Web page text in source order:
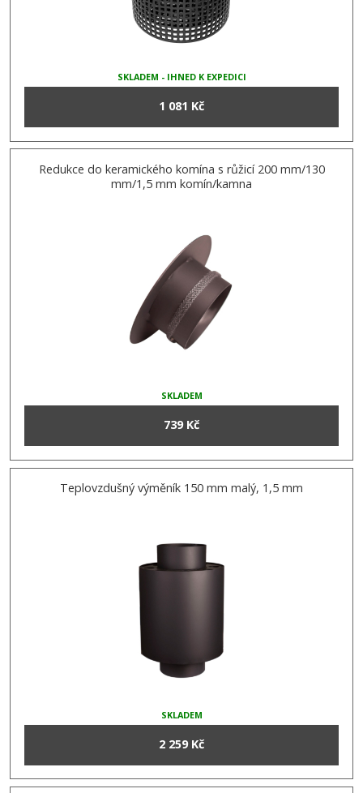
SKLADEM - IHNED K EXPEDICI
1 081 Kč
Redukce do keramického komína s růžicí 200 mm/130
mm/1,5 mm komín/kamna
SKLADEM
739 Kč
Teplovzdušný výměník 150 mm malý, 1,5 mm
SKLADEM
2 259 Kč